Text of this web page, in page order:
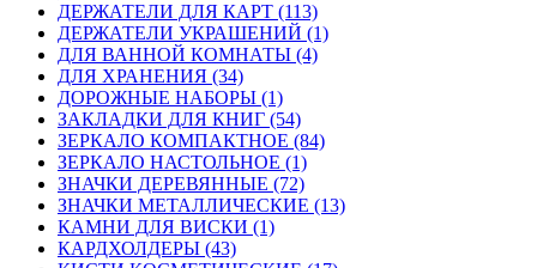
ДЕРЖАТЕЛИ ДЛЯ КАРТ (113)
ДЕРЖАТЕЛИ УКРАШЕНИЙ (1)
ДЛЯ ВАННОЙ КОМНАТЫ (4)
ДЛЯ ХРАНЕНИЯ (34)
ДОРОЖНЫЕ НАБОРЫ (1)
ЗАКЛАДКИ ДЛЯ КНИГ (54)
ЗЕРКАЛО КОМПАКТНОЕ (84)
ЗЕРКАЛО НАСТОЛЬНОЕ (1)
ЗНАЧКИ ДЕРЕВЯННЫЕ (72)
ЗНАЧКИ МЕТАЛЛИЧЕСКИЕ (13)
КАМНИ ДЛЯ ВИСКИ (1)
КАРДХОЛДЕРЫ (43)